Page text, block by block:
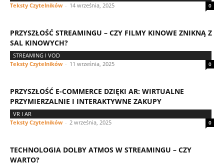
Teksty Czytelników - 14 września, 2025 0
PRZYSZŁOŚĆ STREAMINGU – CZY FILMY KINOWE ZNIKNĄ Z
SAL KINOWYCH?
STREAMING I VOD
Teksty Czytelników - 11 września, 2025 0
PRZYSZŁOŚĆ E-COMMERCE DZIĘKI AR: WIRTUALNE
PRZYMIERZALNIE I INTERAKTYWNE ZAKUPY
VR I AR
Teksty Czytelników - 2 września, 2025 0
TECHNOLOGIA DOLBY ATMOS W STREAMINGU – CZY
WARTO?